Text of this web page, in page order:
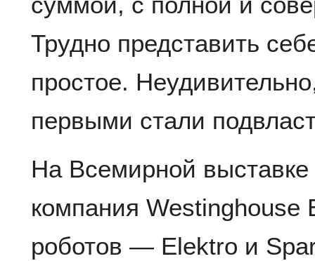
Трудно представить
простое.
первыми стали
На Всемирной
компания Westinghouse
роботов — Elektro и